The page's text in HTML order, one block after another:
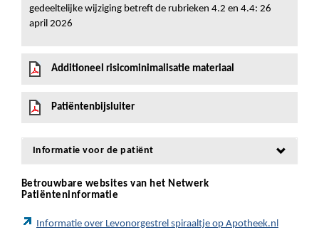
gedeeltelijke wijziging betreft de rubrieken 4.2 en 4.4: 26
april 2026
Additioneel risicominimalisatie materiaal
Patiëntenbijsluiter
Informatie voor de patiënt
Betrouwbare websites van het Netwerk
Patiënteninformatie
Informatie over Levonorgestrel spiraaltje op Apotheek.nl